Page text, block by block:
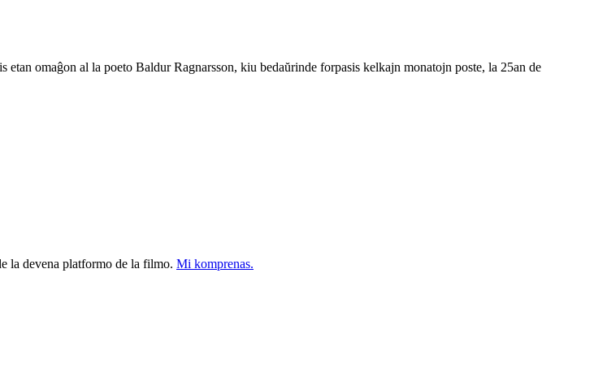
omaĝon al la poeto Baldur Ragnarsson, kiu bedaŭrinde forpasis kelkajn monatojn poste, la 25an de
la devena platformo de la filmo. Mi komprenas.